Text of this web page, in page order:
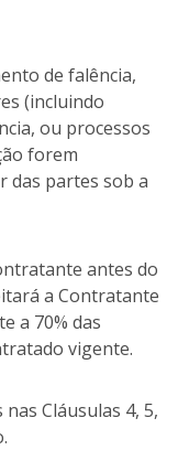
de falência,
(incluindo
ou processos
forem
das partes sob a
antes do
a Contratante
a 70% das
vigente.
Cláusulas 4, 5,